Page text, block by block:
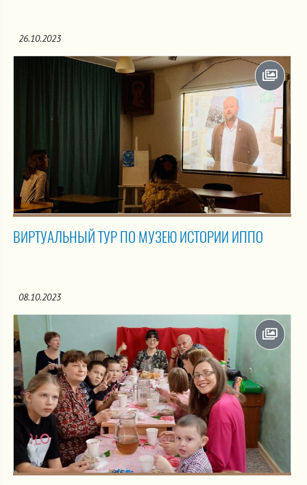
26.10.2023
ВИРТУАЛЬНЫЙ ТУР ПО МУЗЕЮ ИСТОРИИ ИППО
08.10.2023